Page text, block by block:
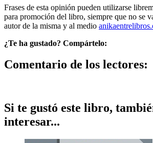
Frases de esta opinión pueden utilizarse
para promoción del libro, siempre que no se
autor de la misma y al medio
¿Te ha gustado? Compártelo:
Comentario de los lectores:
Si te gustó este libro,
interesar...